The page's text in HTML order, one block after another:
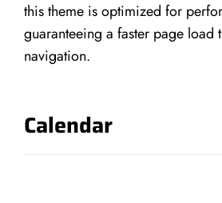
this theme is optimized for
guaranteeing a faster page load
navigation.
Calendar